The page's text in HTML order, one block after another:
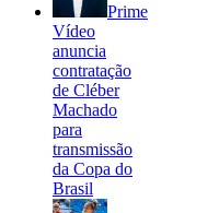
Prime
Vídeo
anuncia
contratação
de Cléber
Machado
para
transmissão
da Copa do
Brasil